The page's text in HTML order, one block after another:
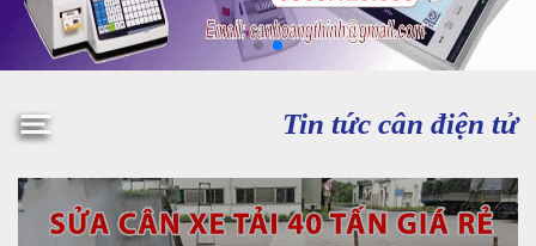
Tin tức cân điện tử